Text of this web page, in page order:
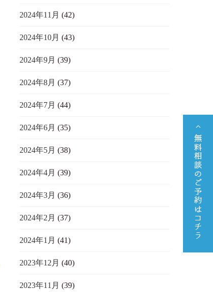
2024年11月 (42)
2024年10月 (43)
2024年9月 (39)
2024年8月 (37)
2024年7月 (44)
2024年6月 (35)
2024年5月 (38)
2024年4月 (39)
2024年3月 (36)
2024年2月 (37)
2024年1月 (41)
2023年12月 (40)
2023年11月 (39)